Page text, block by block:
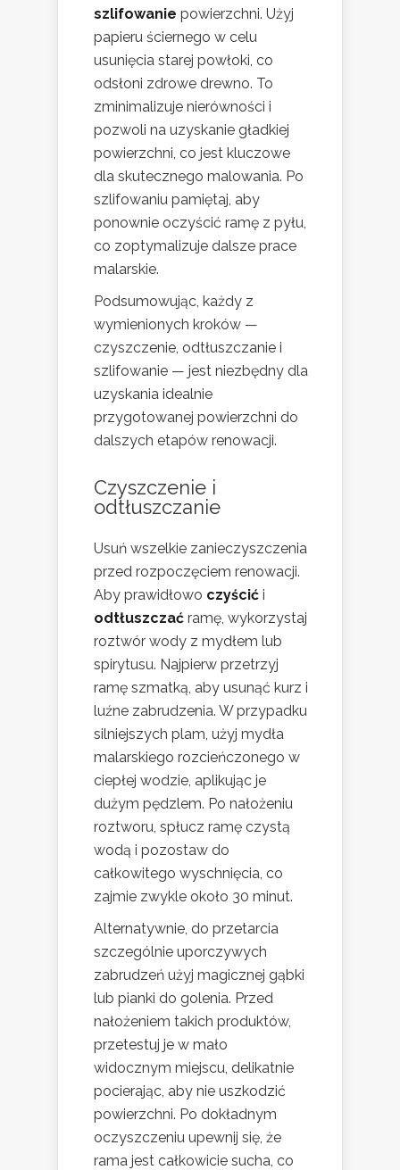
szlifowanie powierzchni. Użyj
papieru ściernego w celu
usunięcia starej powłoki, co
odsłoni zdrowe drewno. To
zminimalizuje nierówności i
pozwoli na uzyskanie gładkiej
powierzchni, co jest kluczowe
dla skutecznego malowania. Po
szlifowaniu pamiętaj, aby
ponownie oczyścić ramę z pyłu,
co zoptymalizuje dalsze prace
malarskie.
Podsumowując, każdy z
wymienionych kroków —
czyszczenie, odtłuszczanie i
szlifowanie — jest niezbędny dla
uzyskania idealnie
przygotowanej powierzchni do
dalszych etapów renowacji.
Czyszczenie i
odtłuszczanie
Usuń wszelkie zanieczyszczenia
przed rozpoczęciem renowacji.
Aby prawidłowo czyścić i
odtłuszczać ramę, wykorzystaj
roztwór wody z mydłem lub
spirytusu. Najpierw przetrzyj
ramę szmatką, aby usunąć kurz i
luźne zabrudzenia. W przypadku
silniejszych plam, użyj mydła
malarskiego rozcieńczonego w
ciepłej wodzie, aplikując je
dużym pędzlem. Po nałożeniu
roztworu, spłucz ramę czystą
wodą i pozostaw do
całkowitego wyschnięcia, co
zajmie zwykle około 30 minut.
Alternatywnie, do przetarcia
szczególnie uporczywych
zabrudzeń użyj magicznej gąbki
lub pianki do golenia. Przed
nałożeniem takich produktów,
przetestuj je w mało
widocznym miejscu, delikatnie
pocierając, aby nie uszkodzić
powierzchni. Po dokładnym
oczyszczeniu upewnij się, że
rama jest całkowicie sucha, co